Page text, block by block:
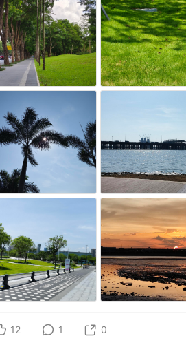
12 1 0